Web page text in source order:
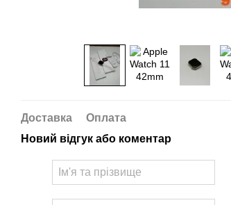
Доставка
Оплата
Новий відгук або коментар